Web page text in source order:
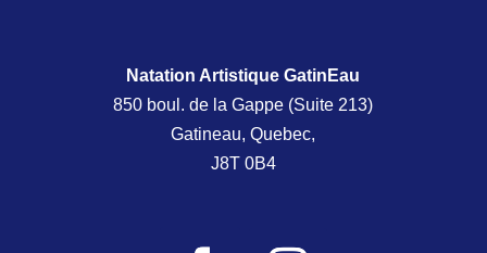
Natation Artistique GatinEau
850 boul. de la Gappe (Suite 213)
Gatineau, Quebec,
J8T 0B4